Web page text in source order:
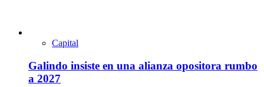
Capital
Galindo insiste en una alianza opositora rumbo
a 2027